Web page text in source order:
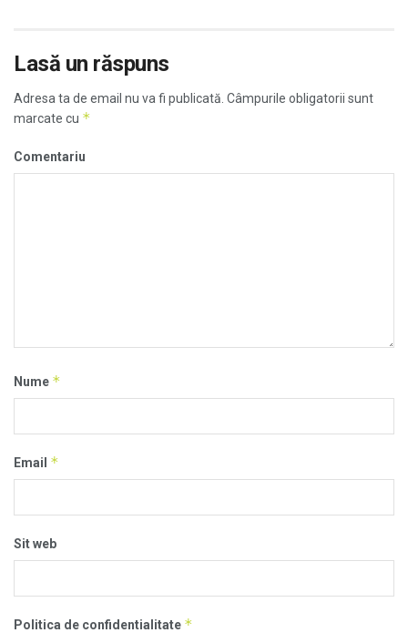
Lasă un răspuns
Adresa ta de email nu va fi publicată. Câmpurile obligatorii sunt
marcate cu *
Comentariu
Nume *
Email *
Sit web
Politica de confidentialitate *